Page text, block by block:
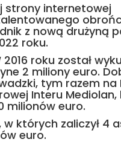
strony internetowej
z nową drużyną
roku.
roku został
2 miliony euro.
tym razem na
Interu
milionów euro.
których zaliczył 4
euro.